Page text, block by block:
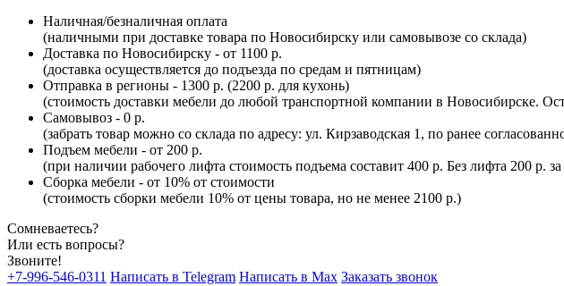
Наличная/безналичная оплата
(наличными при доставке товара по Новосибирску или самовывозе со склада)
Доставка по Новосибирску - от 1100 р.
(доставка осуществляется до подъезда по средам и пятницам)
Отправка в регионы - 1300 р. (2200 р. для кухонь)
(стоимость доставки мебели до любой транспортной компании в Новосибирске.
Самовывоз - 0 р.
(забрать товар можно со склада по адресу: ул. Кирзаводская 1, по ранее
Подъем мебели - от 200 р.
(при наличии рабочего лифта стоимость подъема составит 400 р. Без лифта 200 р.
Сборка мебели - от 10% от стоимости
(стоимость сборки мебели 10% от цены товара, но не менее 2100 р.)
Сомневаетесь?
Или есть вопросы?
Звоните!
+7-996-546-0311 Написать в Telegram Написать в Max Заказать звонок